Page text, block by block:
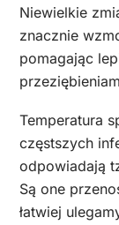
Niewielkie
znacznie
pomagając
Temperatura
częstszych
odpowiadają
Są one
łatwiej